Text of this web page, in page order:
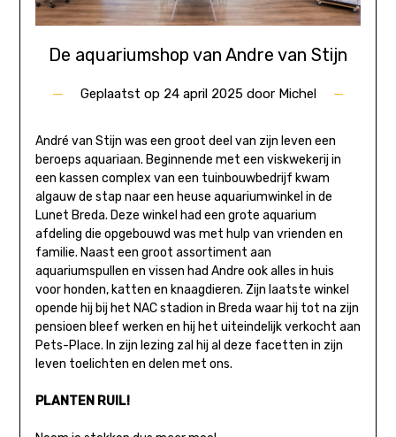
De aquariumshop van Andre van Stijn
Geplaatst op 24 april 2025door Michel
André van Stijn was een groot deel van zijn leven een
beroeps aquariaan. Beginnende met een viskwekerij in
een kassen complex van een tuinbouwbedrijf kwam
algauw de stap naar een heuse aquariumwinkel in de
Lunet Breda. Deze winkel had een grote aquarium
afdeling die opgebouwd was met hulp van vrienden en
familie. Naast een groot assortiment aan
aquariumspullen en vissen had Andre ook alles in huis
voor honden, katten en knaagdieren. Zijn laatste winkel
opende hij bij het NAC stadion in Breda waar hij tot na zijn
pensioen bleef werken en hij het uiteindelijk verkocht aan
Pets-Place. In zijn lezing zal hij al deze facetten in zijn
leven toelichten en delen met ons.
PLANTEN RUIL!